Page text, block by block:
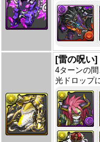
[雷の呪い]
4ターンの
光ドロップ